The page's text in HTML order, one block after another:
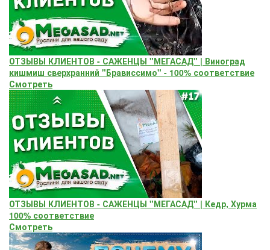
ОТЗЫВЫ КЛИЕНТОВ - САЖЕНЦЫ "МЕГАСАД" | Виноград
кишмиш сверхранний "Брависсимо" - 100% соответствие
Смотреть
ОТЗЫВЫ КЛИЕНТОВ - САЖЕНЦЫ "МЕГАСАД" | Кедр, Хурма
100% соответствие
Смотреть